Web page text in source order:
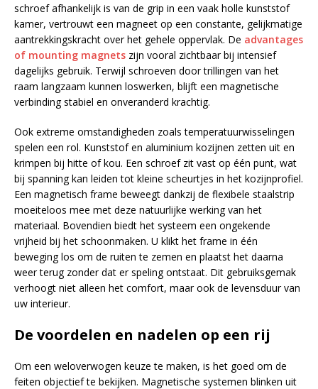
schroef afhankelijk is van de grip in een vaak holle kunststof
kamer, vertrouwt een magneet op een constante, gelijkmatige
aantrekkingskracht over het gehele oppervlak. De advantages
of mounting magnets zijn vooral zichtbaar bij intensief
dagelijks gebruik. Terwijl schroeven door trillingen van het
raam langzaam kunnen loswerken, blijft een magnetische
verbinding stabiel en onveranderd krachtig.
Ook extreme omstandigheden zoals temperatuurwisselingen
spelen een rol. Kunststof en aluminium kozijnen zetten uit en
krimpen bij hitte of kou. Een schroef zit vast op één punt, wat
bij spanning kan leiden tot kleine scheurtjes in het kozijnprofiel.
Een magnetisch frame beweegt dankzij de flexibele staalstrip
moeiteloos mee met deze natuurlijke werking van het
materiaal. Bovendien biedt het systeem een ongekende
vrijheid bij het schoonmaken. U klikt het frame in één
beweging los om de ruiten te zemen en plaatst het daarna
weer terug zonder dat er speling ontstaat. Dit gebruiksgemak
verhoogt niet alleen het comfort, maar ook de levensduur van
uw interieur.
De voordelen en nadelen op een rij
Om een weloverwogen keuze te maken, is het goed om de
feiten objectief te bekijken. Magnetische systemen blinken uit